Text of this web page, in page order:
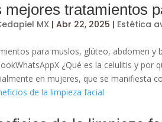
mejores tratamientos
MX |Abr 22, 2025 | Estética
para muslos, glúteo, abdomen y
¿Qué es la celulitis y por
en mujeres, que se manifiesta